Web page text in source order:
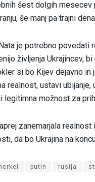
šest dolgih mesecev
še manj pa trajni
je potrebno
življenja Ukrajincev,
si bo Kijev dejavno
realnost, ustavi
možnost za
zanemarjala
da bo Ukrajina na
putin rusija